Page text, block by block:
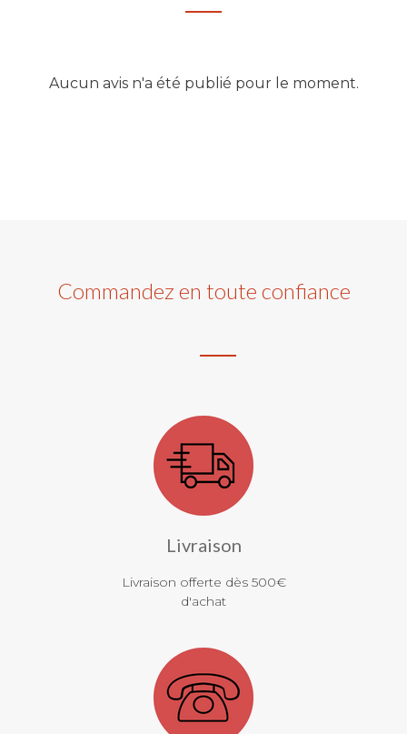
Aucun avis n'a été publié pour le moment.
Commandez en toute confiance
Livraison
Livraison offerte dès 500€
d'achat